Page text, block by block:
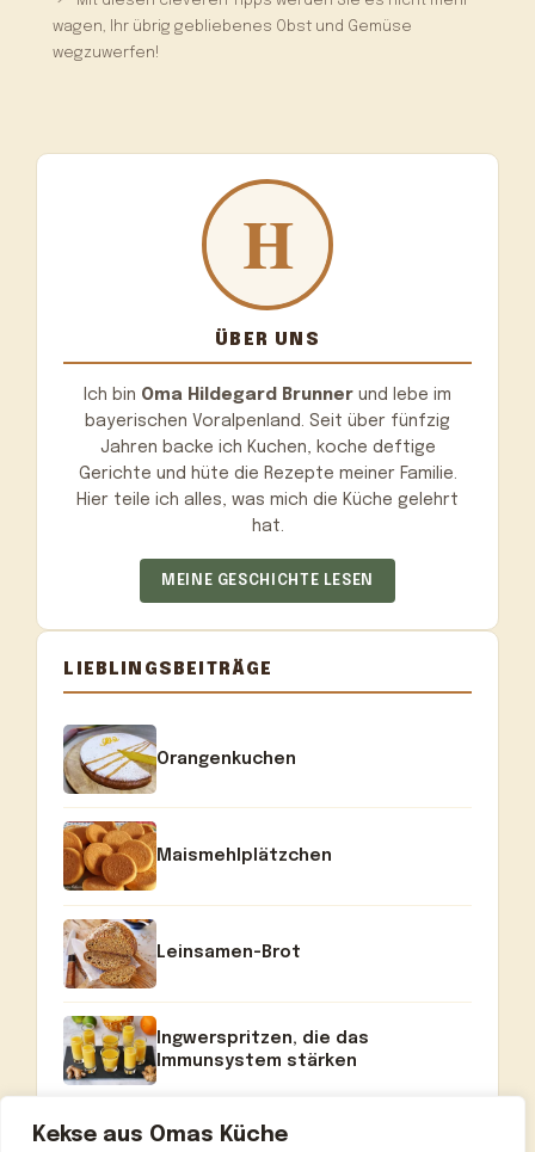
Kekse aus Omas Küche
wagen, Ihr übrig gebliebenes Obst und Gemüse
wegzuwerfen!
ÜBER UNS
Ich bin Oma Hildegard Brunner und lebe im
bayerischen Voralpenland. Seit über fünfzig
Jahren backe ich Kuchen, koche deftige
Gerichte und hüte die Rezepte meiner Familie.
Hier teile ich alles, was mich die Küche gelehrt
hat.
MEINE GESCHICHTE LESEN
LIEBLINGSBEITRÄGE
Orangenkuchen
Maismehlplätzchen
Leinsamen-Brot
Ingwerspritzen, die das
Immunsystem stärken